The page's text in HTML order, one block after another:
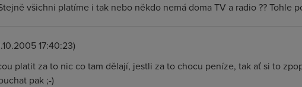
všichni platíme i tak nebo někdo nemá doma TV a radio ?? Tohle
17:40:23)
platit za to nic co tam dělají, jestli za to chocu peníze, tak ať si to
pak ;-)